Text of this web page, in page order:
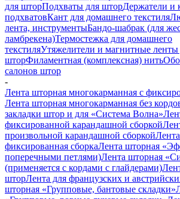
для шторПодхваты для шторДержатели и
подхватовКант для домашнего текстиля
лента, инструментыБандо-шабрак (для
ламбрекена)Термостежка для домашнего
текстиляУтяжелители и магнитные ленты
шторФиламентная (комплексная) нить
салонов штор
-
Лента шторная многокарманная с
Лента шторная многокарманная без
закладки штор и для «Система Волна»
фиксированной карандашной сборкой
произвольной карандашной сборкой
фиксированная сборкаЛента шторная
поперечными петлями)Лента шторная
(применяется с кордами с глайдерами)
шторЛента для французских и
шторная «Групповые, бантовые складки»